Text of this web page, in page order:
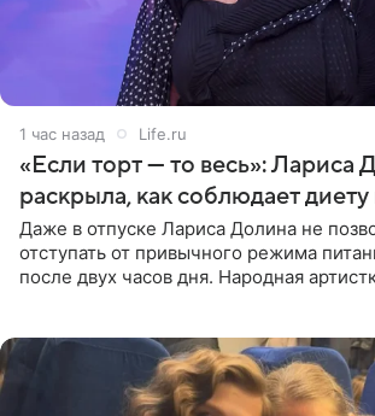
1 час назад Life.ru
«Если торт — то весь»: Лариса
раскрыла, как соблюдает диету
Даже в отпуске Лариса Долина не
отступать от привычного режима
после двух часов дня. Народная